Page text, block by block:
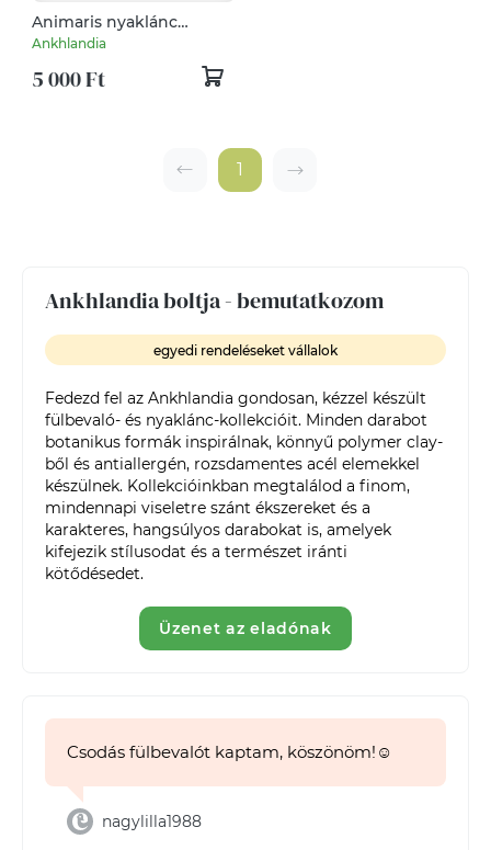
Ankhlandia boltja - bemutatkozom
egyedi rendeléseket vállalok
Fedezd fel az Ankhlandia gondosan, kézzel készült
fülbevaló- és nyaklánc-kollekcióit. Minden darabot
botanikus formák inspirálnak, könnyű polymer clay-
ből és antiallergén, rozsdamentes acél elemekkel
készülnek. Kollekcióinkban megtalálod a finom,
mindennapi viseletre szánt ékszereket és a
karakteres, hangsúlyos darabokat is, amelyek
kifejezik stílusodat és a természet iránti
kötődésedet.
Üzenet az eladónak
Csodás fülbevalót kaptam, köszönöm!☺️
nagylilla1988
Animaris nyaklánc
Rózsaarany
Ankhlandia
5 000 Ft
1